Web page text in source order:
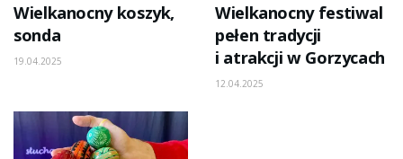
Wielkanocny koszyk,
sonda
19.04.2025
Wielkanocny festiwal
pełen tradycji
i atrakcji w Gorzycach
12.04.2025